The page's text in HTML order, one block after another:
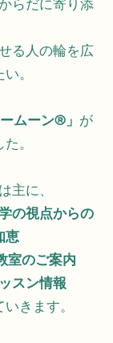
らだに寄り添
る人の輪を広
。
ームーン®️」 が
。
主に、​
の視点からの
恵
室のご案内
スン情報
きます。